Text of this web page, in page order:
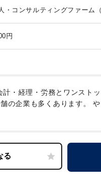
・コンサルティングファーム
〜 1,500円
・経理・労務とワンスト
の企業も多くあります。